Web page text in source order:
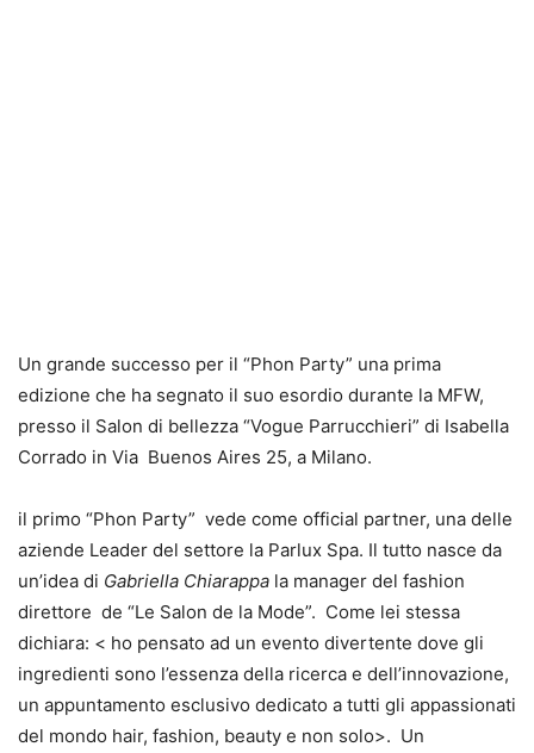
Un grande successo per il “Phon Party” una prima
edizione che ha segnato il suo esordio durante la MFW,
presso il Salon di bellezza “Vogue Parrucchieri” di Isabella
Corrado in Via Buenos Aires 25, a Milano.
il primo “Phon Party” vede come official partner, una delle
aziende Leader del settore la Parlux Spa. Il tutto nasce da
un’idea di Gabriella Chiarappa la manager del fashion
direttore de “Le Salon de la Mode”. Come lei stessa
dichiara: < ho pensato ad un evento divertente dove gli
ingredienti sono l’essenza della ricerca e dell’innovazione,
un appuntamento esclusivo dedicato a tutti gli appassionati
del mondo hair, fashion, beauty e non solo>. Un